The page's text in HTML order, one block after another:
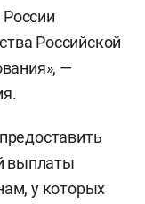
Российской
—
выплаты
у которых